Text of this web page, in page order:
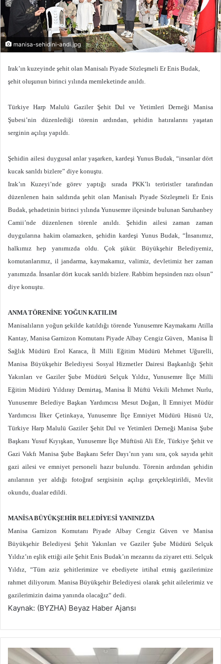
manisa-sehidini-andi.jpg
Irak’ın kuzeyinde şehit olan Manisalı Piyade Sözleşmeli Er Enis Budak,
şehit oluşunun birinci yılında memleketinde anıldı.
Türkiye Harp Malulü Gaziler Şehit Dul ve Yetimleri Derneği Manisa
Şubesi’nin düzenlediği törenin ardından, şehidin hatıralarını yaşatan
serginin açılışı yapıldı.
Şehidin ailesi duygusal anlar yaşarken, kardeşi Yunus Budak, “insanlar dört
kucak sarıldı bizlere” diye konuştu.
Irak’ın Kuzeyi’nde görev yaptığı sırada PKK’lı teröristler tarafından
düzenlenen hain saldırıda şehit olan Manisalı Piyade Sözleşmeli Er Enis
Budak, şehadetinin birinci yılında Yunusemre ilçesinde bulunan Saruhanbey
Camii’nde düzenlenen törenle anıldı. Şehidin ailesi zaman zaman
duygularına hakim olamazken, şehidin kardeşi Yunus Budak, “İnsanımız,
halkımız hep yanımızda oldu. Çok şükür. Büyükşehir Belediyemiz,
komutanlarımız, il jandarma, kaymakamız, valimiz, devletimiz her zaman
yanımızda. İnsanlar dört kucak sarıldı bizlere. Rabbim hepsinden razı olsun”
diye konuştu.
ANMA TÖRENİNE YOĞUN KATILIM
Manisalıların yoğun şekilde katıldığı törende Yunusemre Kaymakamı Atilla
Kantay, Manisa Garnizon Komutanı Piyade Albay Cengiz Güven, Manisa İl
Sağlık Müdürü Erol Karaca, İl Milli Eğitim Müdürü Mehmet Uğurelli,
Manisa Büyükşehir Belediyesi Sosyal Hizmetler Dairesi Başkanlığı Şehit
Yakınları ve Gaziler Şube Müdürü Selçuk Yıldız, Yunusemre İlçe Milli
Eğitim Müdürü Yıldıray Demirtaş, Manisa İl Müftü Vekili Mehmet Nurlu,
Yunusemre Belediye Başkan Yardımcısı Mesut Doğan, İl Emniyet Müdür
Yardımcısı İlker Çetinkaya, Yunusemre İlçe Emniyet Müdürü Hüsnü Uz,
Türkiye Harp Malulü Gaziler Şehit Dul ve Yetimleri Derneği Manisa Şube
Başkanı Yusuf Kıyışkan, Yunusemre İlçe Müftüsü Ali Efe, Türkiye Şehit ve
Gazi Vakfı Manisa Şube Başkanı Sefer Dayı’nın yanı sıra, çok sayıda şehit
gazi ailesi ve emniyet personeli hazır bulundu. Törenin ardından şehidin
anılarının yer aldığı fotoğraf sergisinin açılışı gerçekleştirildi, Mevlit
okundu, dualar edildi.
MANİSA BÜYÜKŞEHİR BELEDİYESİ YANINIZDA
Manisa Garnizon Komutanı Piyade Albay Cengiz Güven ve Manisa
Büyükşehir Belediyesi Şehit Yakınları ve Gaziler Şube Müdürü Selçuk
Yıldız’ın eşlik ettiği aile Şehit Enis Budak’ın mezarını da ziyaret etti. Selçuk
Yıldız, “Tüm aziz şehitlerimize ve ebediyete irtihal etmiş gazilerimize
rahmet diliyorum. Manisa Büyükşehir Belediyesi olarak şehit ailelerimiz ve
gazilerimizin daima yanında olacağız“ dedi.
Kaynak: (BYZHA) Beyaz Haber Ajansı
N